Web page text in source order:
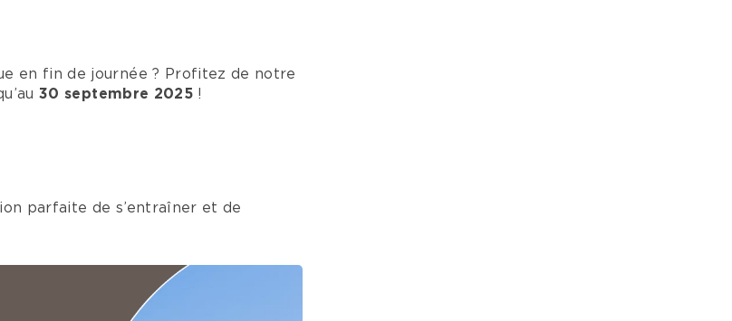
en fin de journée ? Profitez de notre
30 septembre 2025!
parfaite de s’entraîner et de